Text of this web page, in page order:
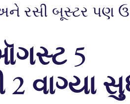
અને રસી બૂસ્ટર પણ
5
2 વાગ્યા